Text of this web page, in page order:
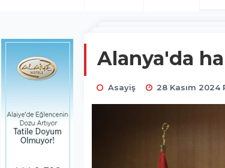
Alanya'da
Asayiş 28 Kasım 2024